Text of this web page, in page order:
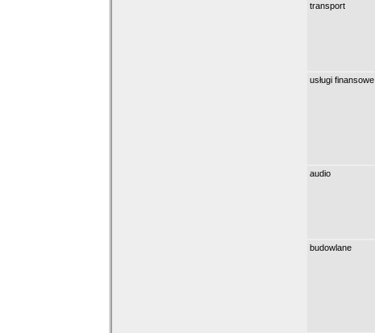
transport
usługi finansowe
audio
budowlane